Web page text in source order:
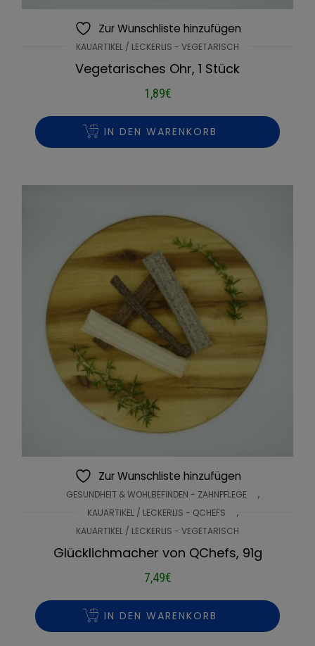
Zur Wunschliste hinzufügen
KAUARTIKEL / LECKERLIS - VEGETARISCH
Vegetarisches Ohr, 1 Stück
1,89€
IN DEN WARENKORB
Zur Wunschliste hinzufügen
GESUNDHEIT & WOHLBEFINDEN - ZAHNPFLEGE ,
KAUARTIKEL / LECKERLIS - QCHEFS ,
KAUARTIKEL / LECKERLIS - VEGETARISCH
Glücklichmacher von QChefs, 91g
7,49€
IN DEN WARENKORB